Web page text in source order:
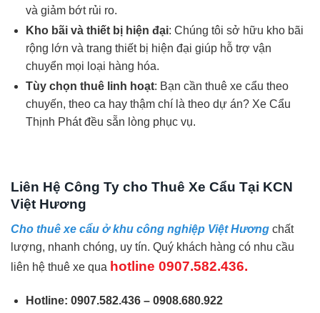
và giảm bớt rủi ro.
Kho bãi và thiết bị hiện đại: Chúng tôi sở hữu kho bãi
rộng lớn và trang thiết bị hiện đại giúp hỗ trợ vận
chuyển mọi loại hàng hóa.
Tùy chọn thuê linh hoạt: Bạn cần thuê xe cẩu theo
chuyến, theo ca hay thậm chí là theo dự án? Xe Cẩu
Thịnh Phát đều sẵn lòng phục vụ.
Liên Hệ Công Ty cho Thuê Xe Cẩu Tại KCN
Việt Hương
Cho thuê xe cẩu ở khu công nghiệp Việt Hương chất
lượng, nhanh chóng, uy tín. Quý khách hàng có nhu cầu
liên hệ thuê xe qua hotline 0907.582.436.
Hotline: 0907.582.436 – 0908.680.922